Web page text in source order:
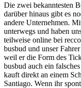
Die zwei bekanntesten
darüber hinaus gibt es
andere Unternehmen.
unterwegs und haben
teilweise online bei
busbud und unser
weil er die Form des
busbud auch ein
kauft direkt an einem
Santiago. Wenn ihr